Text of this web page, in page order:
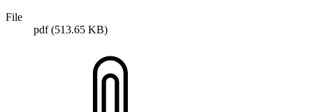
File
pdf(513.65 KB)